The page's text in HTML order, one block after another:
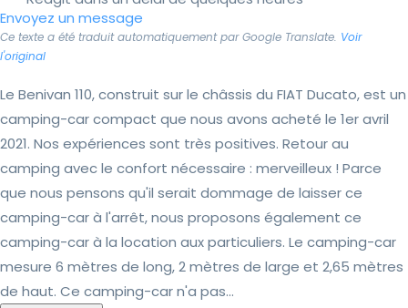
Envoyez un message
Ce texte a été traduit automatiquement par Google Translate. Voir
l'original
Le Benivan 110, construit sur le châssis du FIAT Ducato, est un
camping-car compact que nous avons acheté le 1er avril
2021. Nos expériences sont très positives. Retour au
camping avec le confort nécessaire : merveilleux ! Parce
que nous pensons qu'il serait dommage de laisser ce
camping-car à l'arrêt, nous proposons également ce
camping-car à la location aux particuliers. Le camping-car
mesure 6 mètres de long, 2 mètres de large et 2,65 mètres
de haut. Ce camping-car n'a pas...